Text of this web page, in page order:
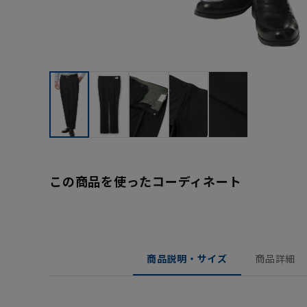
この商品を使ったコーディネート
商品説明・サイズ 商品詳細